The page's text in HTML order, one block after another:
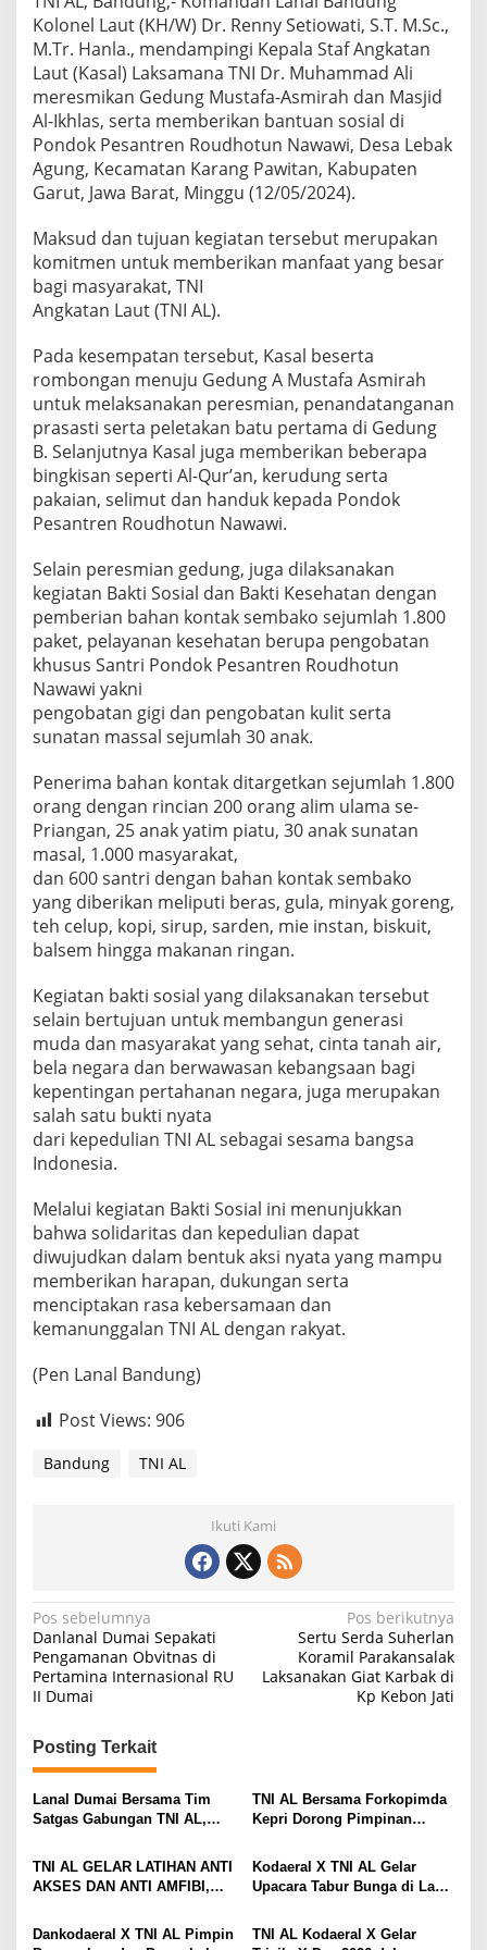
s
a
l
R
e
s
m
i
k
a
e
d
u
n
u
s
t
a
a
A
s
m
a
h
d
a
n
M
s
j
d
A
l
-
I
k
l
a
s
e
a
B
a
k
s
o
P
o
n
p
e
s
u
h
t
w
K
a
b
n
G
u
t
Kolonel Laut (KH/W) Dr. Renny Setiowati, S.T. M.Sc.,
M.Tr. Hanla., mendampingi Kepala Staf Angkatan
Laut (Kasal) Laksamana TNI Dr. Muhammad Ali
meresmikan Gedung Mustafa-Asmirah dan Masjid
Al-Ikhlas, serta memberikan bantuan sosial di
Pondok Pesantren Roudhotun Nawawi, Desa Lebak
Agung, Kecamatan Karang Pawitan, Kabupaten
Garut, Jawa Barat, Minggu (12/05/2024).
Maksud dan tujuan kegiatan tersebut merupakan
komitmen untuk memberikan manfaat yang besar
bagi masyarakat, TNI
Angkatan Laut (TNI AL).
Pada kesempatan tersebut, Kasal beserta
rombongan menuju Gedung A Mustafa Asmirah
untuk melaksanakan peresmian, penandatanganan
prasasti serta peletakan batu pertama di Gedung
B. Selanjutnya Kasal juga memberikan beberapa
bingkisan seperti Al-Qur’an, kerudung serta
pakaian, selimut dan handuk kepada Pondok
Pesantren Roudhotun Nawawi.
Selain peresmian gedung, juga dilaksanakan
kegiatan Bakti Sosial dan Bakti Kesehatan dengan
pemberian bahan kontak sembako sejumlah 1.800
paket, pelayanan kesehatan berupa pengobatan
khusus Santri Pondok Pesantren Roudhotun
Nawawi yakni
pengobatan gigi dan pengobatan kulit serta
sunatan massal sejumlah 30 anak.
Penerima bahan kontak ditargetkan sejumlah 1.800
orang dengan rincian 200 orang alim ulama se-
Priangan, 25 anak yatim piatu, 30 anak sunatan
masal, 1.000 masyarakat,
dan 600 santri dengan bahan kontak sembako
yang diberikan meliputi beras, gula, minyak goreng,
teh celup, kopi, sirup, sarden, mie instan, biskuit,
balsem hingga makanan ringan.
Kegiatan bakti sosial yang dilaksanakan tersebut
selain bertujuan untuk membangun generasi
muda dan masyarakat yang sehat, cinta tanah air,
bela negara dan berwawasan kebangsaan bagi
kepentingan pertahanan negara, juga merupakan
salah satu bukti nyata
dari kepedulian TNI AL sebagai sesama bangsa
Indonesia.
Melalui kegiatan Bakti Sosial ini menunjukkan
bahwa solidaritas dan kepedulian dapat
diwujudkan dalam bentuk aksi nyata yang mampu
memberikan harapan, dukungan serta
menciptakan rasa kebersamaan dan
kemanunggalan TNI AL dengan rakyat.
(Pen Lanal Bandung)
Post Views: 906
Bandung TNI AL
Ikuti Kami
N
a
v
g
a
s
p
o
s
Pos sebelumnya
Danlanal Dumai Sepakati
Pengamanan Obvitnas di
Pertamina Internasional RU
II Dumai
Pos berikutnya
Sertu Serda Suherlan
Koramil Parakansalak
Laksanakan Giat Karbak di
Kp Kebon Jati
Posting Terkait
Lanal Dumai Bersama Tim
Satgas Gabungan TNI AL,
Penyelundupan 200 Ton
Arang Bakau di Perairan
Kepulauan Meranti
TNI AL Bersama Forkopimda
Kepri Dorong Pimpinan
Pembayaran Zakat
TNI AL GELAR LATIHAN ANTI
AKSES DAN ANTI AMFIBI,
TANGKAPAN TIMAH DAN
LOGAM TANAH JARANG
Kodaeral X TNI AL Gelar
Upacara Tabur Bunga di Laut
Samudera 2026
Dankodaeral X TNI AL Pimpin
TNI AL Kodaeral X Gelar